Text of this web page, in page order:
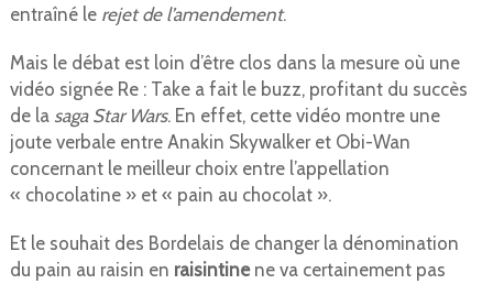
entraîné le rejet de l’amendement.
Mais le débat est loin d’être clos dans la mesure où une
vidéo signée Re : Take a fait le buzz, profitant du succès
de la saga Star Wars. En effet, cette vidéo montre une
joute verbale entre Anakin Skywalker et Obi-Wan
concernant le meilleur choix entre l’appellation
« chocolatine » et « pain au chocolat ».
Et le souhait des Bordelais de changer la dénomination
du pain au raisin en raisintinene va certainement pas